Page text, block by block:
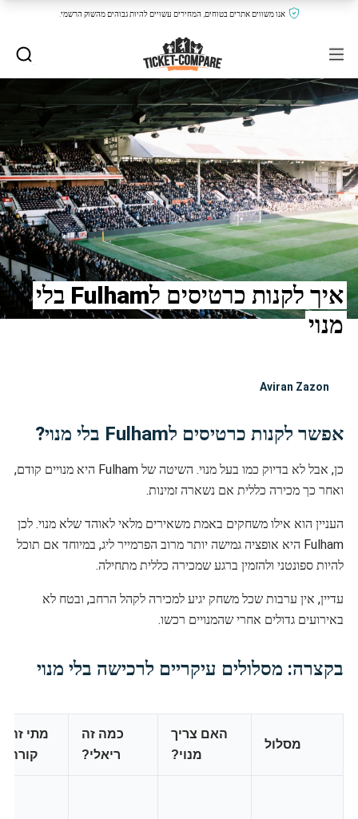
אנו משווים אתרים בטוחים, המחירים עשויים להיות גבוהים מהשוק הרשמי.
איך לקנות כרטיסים לFulham בלי
מנוי
Aviran Zazon
אפשר לקנות כרטיסים לFulham בלי מנוי?
כן, אבל לא בדיוק כמו בעל מנוי. השיטה של Fulham היא מנויים קודם,
ואחר כך מכירה כללית אם נשארה זמינות.
העניין הוא אילו משחקים באמת משאירים מלאי לאוהד שלא מנוי. לכן
Fulham היא אופציה גמישה יותר מרוב הפרמייר ליג, במיוחד אם תוכל
להיות ספונטני ולהזמין ברגע שמכירה כללית מתחילה.
עדיין, אין ערבות שכל משחק יגיע למכירה לקהל הרחב, ובטח לא
באירועים גדולים אחרי שהמנויים רכשו.
בקצרה: מסלולים עיקריים לרכישה בלי מנוי
מסלול
האם צריך
מנוי?
כמה זה
ריאלי?
מתי זה
קורה